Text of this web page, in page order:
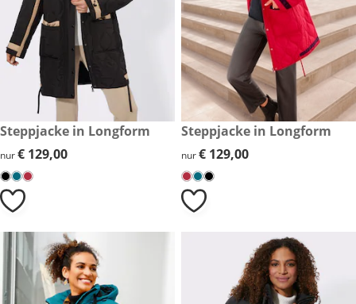
€ 129,00
Steppjacke in Longform
€ 129,00
nur€ 129,00
€ 129,00
Steppjacke in Longform
€ 129,00
nur€ 129,00